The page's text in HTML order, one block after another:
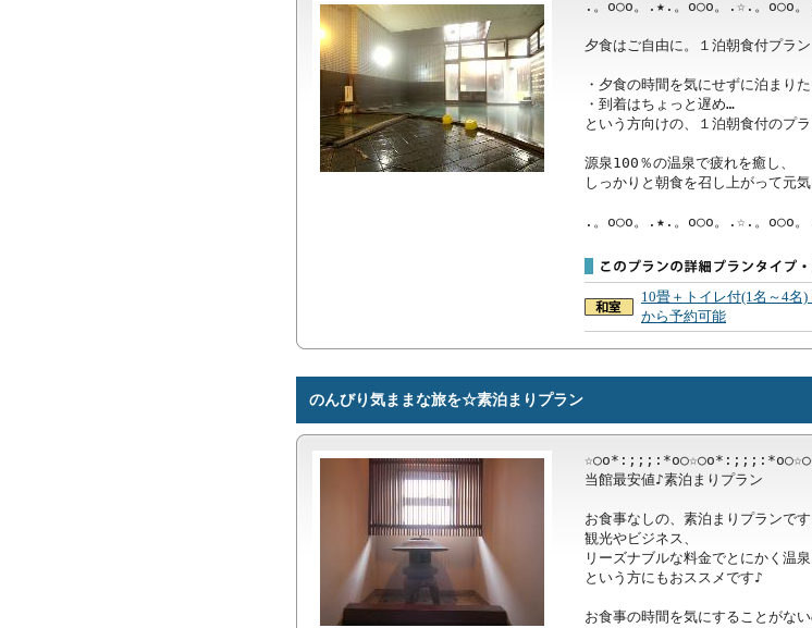
.。o○o。.★.。o○o。.☆.。o○o
夕食はご自由に。１泊朝食付プラン
・夕食の時間を気にせずに泊まりた
・到着はちょっと遅め…
という方向けの、１泊朝食付のプラ
源泉100％の温泉で疲れを癒し、
しっかりと朝食を召し上がって元
.。o○o。.★.。o○o。.☆.。o○o
10畳＋トイレ付(1名～4名)
から予約可能
のんびり気ままな旅を☆素泊まりプラン
当館最安値♪素泊まりプラン
お食事なしの、素泊まりプランです
観光やビジネス、
リーズナブルな料金でとにかく温
という方にもおススメです♪
お食事の時間を気にすることがない